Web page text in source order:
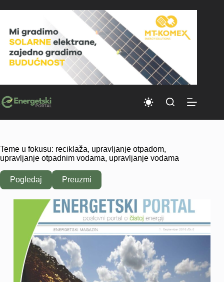
to
Teme u fokusu: reciklaža, upravljanje otpadom,
upravljanje otpadnim vodama, upravljanje vodama
Pogledaj Preuzmi